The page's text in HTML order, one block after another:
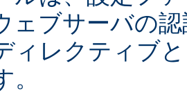
ェブサーバの
ィレクティブ